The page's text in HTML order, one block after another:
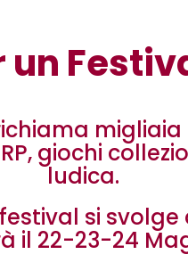
un
giochi
ludica.
si
il 22-23-24